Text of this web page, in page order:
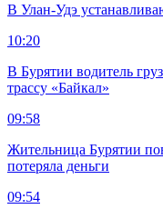
В Улан-Удэ
10:20
В Бурятии водитель
трассу «Байкал»
09:58
Жительница Бурятии
потеряла деньги
09:54